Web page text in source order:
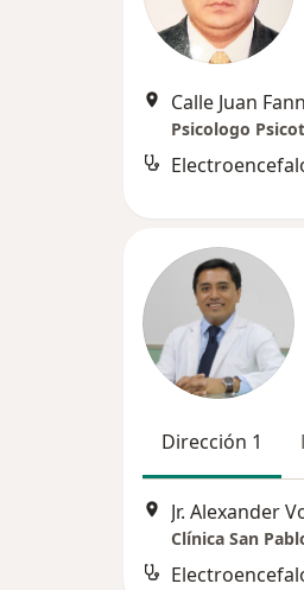
Calle Juan
Psicologo
Dirección 1
Clínica San